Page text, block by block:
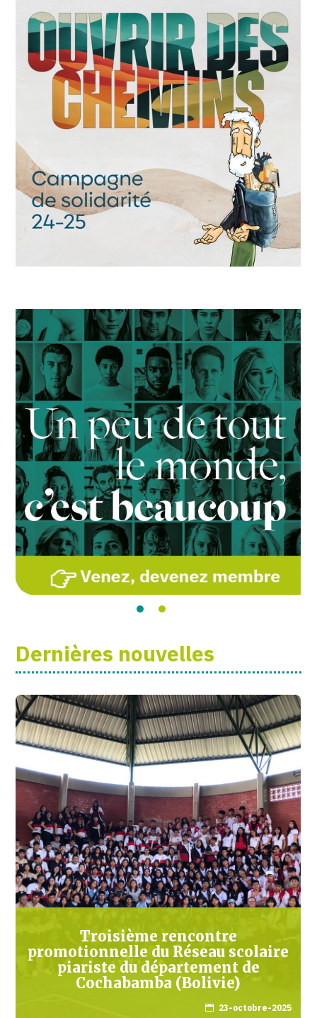
Dernières nouvelles
Troisième rencontre
promotionnelle du Réseau scolaire
piariste du département de
Cochabamba (Bolivie)
 23-octobre-2025